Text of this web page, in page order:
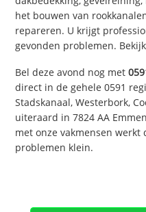
het bouwen van
repareren. U krijgt
gevonden problemen.
Bel deze avond nog met
direct in de gehele 0591
Stadskanaal, Westerbork,
uiteraard in 7824 AA
met onze vakmensen werkt
problemen klein.